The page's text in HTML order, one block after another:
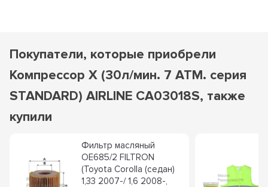
Покупатели, которые приобрели
Компрессор X (30л/мин. 7 АТМ. серия
STANDARD) AIRLINE CA03018S, также
купили
Фильтр масляный
OE685/2 FILTRON
(Toyota Corolla (седан)
1,33 2007-/ 1,6 2008-,